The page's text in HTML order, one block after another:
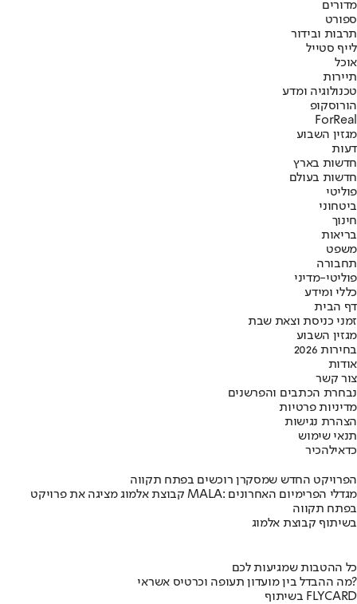
מדורים
ספורט
תרבות ובידור
לייף סטייל
אוכל
תיירות
טכנולוגיה ומדע
הורוסקופ
ForReal
מגזין השבוע
דעות
חדשות בארץ
חדשות בעולם
פוליטי
ביטחוני
חינוך
בריאות
משפט
תחבורה
פוליטי-מדיני
כללי ומידע
דף הבית
זמני כניסת וצאת שבת
מגזין השבוע
בחירות 2026
אודות
צור קשר
נבחרת הכתבים והפרשנים
מדיניות פרטיות
הצהרת נגישות
תנאי שימוש
כדאילהכיר
הפרויקט החדש שמסקרן רוכשים בפתח תקווה
קבוצת אלמוג מציגה את פרויקט MALA: מגדלי הפרימיום האחרונים
בפתח תקווה
בשיתוף קבוצת אלמוג
כל ההטבות שמגיעות לכם
מה ההבדל בין מועדון תעופה וכרטיס אשראי?
בשיתוף FLYCARD